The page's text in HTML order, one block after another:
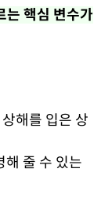
는 핵심 변수가
해를 입은 상
해 줄 수 있는